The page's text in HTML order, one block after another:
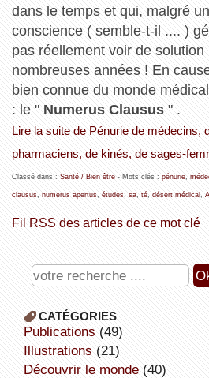
dans le temps et qui, malgré
conscience ( semble-t-il .... )
pas réellement voir de
nombreuses années ! En
bien connue du monde
: le " Numerus Clausus" .
Lire la suite de Pénurie de médecins,
pharmaciens, de kinés, de sages-
Classé dans : Santé / Bien être- Mots clés : pénurie,
clausus, numerus apertus, études, sa, té, désert médical
Fil RSS des articles de ce mot clé
CATÉGORIES
publications (49)
illustrations (21)
découvrir le monde(40)